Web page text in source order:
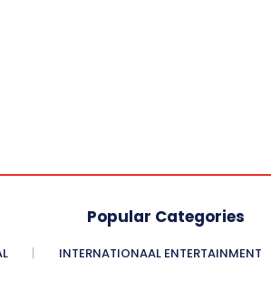
Popular Categories
INTERNATIONAAL ENTERTAINMENT